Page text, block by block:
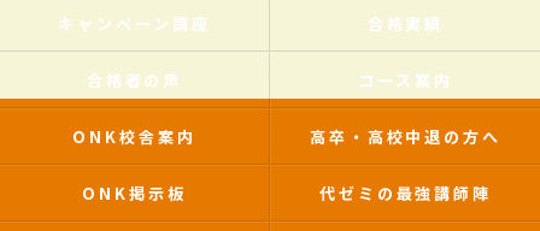
キャンペーン講座 合格実績
合格者の声 コース案内
ONK校舎案内 高卒・高校中退の方へ
ONK掲示板 代ゼミの最強講師陣